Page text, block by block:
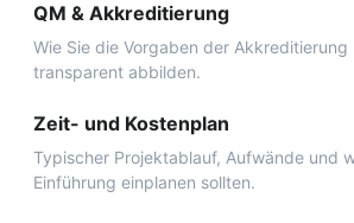
QM & Akkreditierung
Wie Sie die Vorgaben der
transparent abbilden.
Zeit- und Kostenplan
Typischer Projektablauf, Aufwände und
Einführung einplanen sollten.